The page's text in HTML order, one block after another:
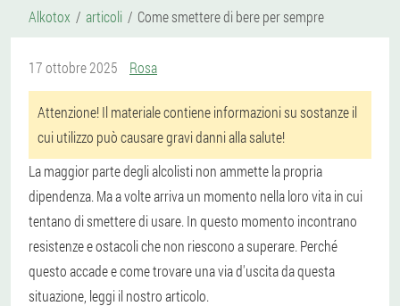
Alkotox articoli Come smettere di bere per sempre
17 ottobre 2025 Rosa
Attenzione! Il materiale contiene informazioni su sostanze il
cui utilizzo può causare gravi danni alla salute!
La maggior parte degli alcolisti non ammette la propria
dipendenza. Ma a volte arriva un momento nella loro vita in cui
tentano di smettere di usare. In questo momento incontrano
resistenze e ostacoli che non riescono a superare. Perché
questo accade e come trovare una via d'uscita da questa
situazione, leggi il nostro articolo.